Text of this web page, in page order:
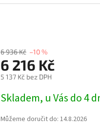
6 936 Kč –10 %
6 216 Kč
5 137 Kč bez DPH
Skladem, u Vás do 4
Můžeme doručit do: 14.8.2026